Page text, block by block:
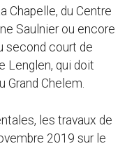
Chapelle, du Centre
Saulnier ou encore
second court de
Lenglen, qui doit
Grand Chelem.
les travaux de
2019 sur le